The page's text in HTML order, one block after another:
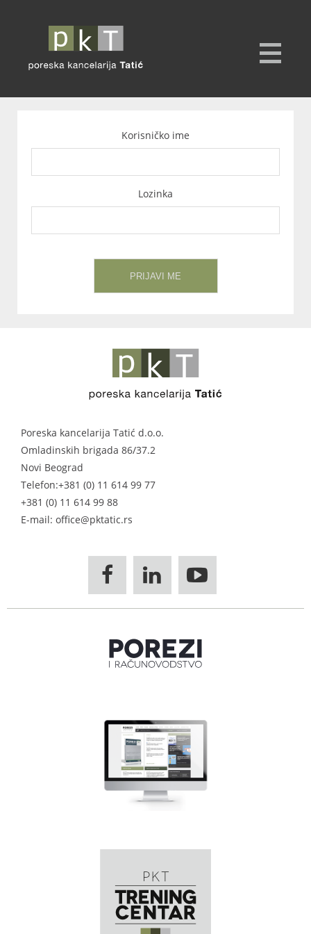
Korisničko ime
Lozinka
Poreska kancelarija Tatić d.o.o.
Omladinskih brigada 86/37.2
Novi Beograd
Telefon:+381 (0) 11 614 99 77
+381 (0) 11 614 99 88
E-mail: office@pktatic.rs
  